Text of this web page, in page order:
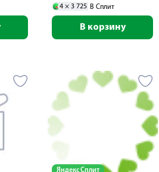
4 × 3 725 В Сплит
В корзину
Яндекс Сплит